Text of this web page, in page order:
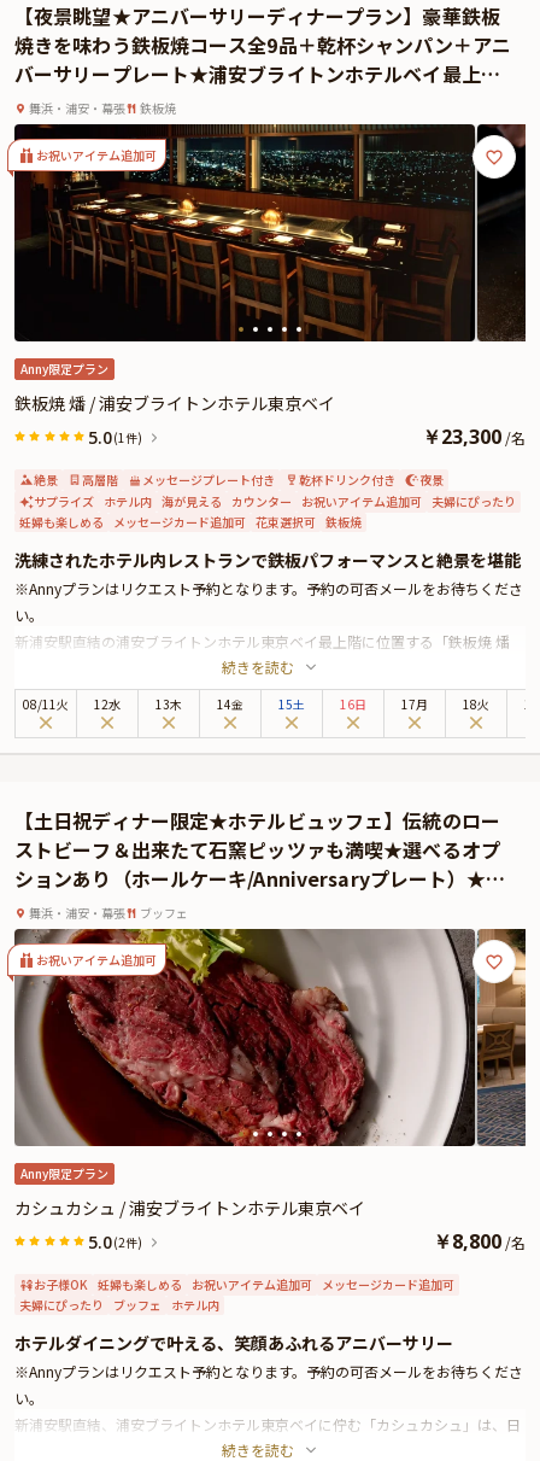
楽しめるフリーフローでは、上質なシャンパンやバーテンダーが丁寧に仕上げ
るカクテルを心ゆくまで堪能できます。
また、特別なサプライズとして、アニバーサリープレートをご提供。ご希望の
メッセージを添えられるので、大切な人への感謝や想いを特別な形で伝えるこ
とができます。さらに、ご予約月の誕生石をイメージしたカクテルを1名様に
つき1杯プレゼント。華やかな彩りと味わいが、記念日のムードをさらに高め
てくれることでしょう。
なお、お席は夜景を望むカウンター席またはテーブル席をご用意。
新浦安駅直結の便利なロケーションにありながら、都会の喧騒を忘れさせるラ
グジュアリーな空間で、忘れられないアニバーサリーをお過ごしください。心
を込めたおもてなしとともに、特別な夜を演出いたします。
【夜景眺望★アニバーサリーディナープラン】豪華鉄板
焼きを味わう鉄板焼コース全9品＋乾杯シャンパン＋アニ
バーサリープレート★浦安ブライトンホテルベイ最上階
★ホテル内レストランで過ごす至福のアニバーサリー★
舞浜・浦安・幕張 鉄板焼
お祝いアイテム追加可
Anny限定プラン
鉄板焼 燔 / 浦安ブライトンホテル東京ベイ
5.0(1件) ￥23,300 /名
絶景 高層階 メッセージプレート付き 乾杯ドリンク付き
夜景
サプライズ ホテル内 海が見える カウンター お祝いアイテム追加可 夫婦にぴったり
妊婦も楽しめる
メッセージカード追加可 花束選択可 鉄板焼
洗練されたホテル内レストランで鉄板パフォーマンスと絶景を堪能
※Annyプランはリクエスト予約となります。予約の可否メールをお待ちくださ
い。
新浦安駅直結の浦安ブライトンホテル東京ベイ最上階に位置する「鉄板焼 燔
（ひもろぎ）」。眼下に広がる東京ベイの絶景を楽しみながら、贅沢な鉄板焼
きのひとときを過ごせるレストランです。
お祝いの特別な日にふさわしいディナーコース『鉄板焼コース』では、料理長
りや音とともに五感を刺激し、忘れられない食体験を約束します。
また、ご案内するカウンター席からは広がる東京ベイの夜景を楽しみながら、
贅沢なひとときをお過ごしいただけます。お二人の記念日を祝う乾杯シャンパ
ンや特製アニバーサリープレートもご用意され、写真映えするデザインが特別
な瞬間をさらに引き立てます。
大切な方との特別な時間を、この美しい空間でお祝いするのはいかがでしょう
か。
続きを読む
08/11火 12水 13木 14金 15土 16日 17月 18火
【土日祝ディナー限定★ホテルビュッフェ】伝統のロー
ストビーフ＆出来たて石窯ピッツァも満喫★選べるオプ
ションあり（ホールケーキ/Anniversaryプレート）★浦
安ブライトンホテル東京ベイ内オールでいダイニングで
アニバーサリーをお祝い★
舞浜・浦安・幕張 ブッフェ
お祝いアイテム追加可
Anny限定プラン
カシュカシュ / 浦安ブライトンホテル東京ベイ
5.0(2件) ￥8,800 /名
お子様OK 妊婦も楽しめる お祝いアイテム追加可 メッセージカード追加可
夫婦にぴったり
ブッフェ ホテル内
ホテルダイニングで叶える、笑顔あふれるアニバーサリー
※Annyプランはリクエスト予約となります。予約の可否メールをお待ちくださ
い。
新浦安駅直結、浦安ブライトンホテル東京ベイに佇む「カシュカシュ」は、日
常の延長にある特別を演出してくれるオールデイダイニング。イタリアンやフ
続きを読む